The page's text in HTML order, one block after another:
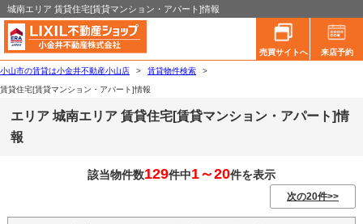
城南エリア 賃貸住宅[賃貸マンション・アパート]情報
売買サイトへ 来店予約
小山市の賃貸は小金井不動産小山店 > 賃貸物件検索 >
賃貸住宅[賃貸マンション・アパート]情報
エリア 城南エリア 賃貸住宅[賃貸マンション・アパート]情
報
該当物件数129件中1～20件を表示
次の20件>>